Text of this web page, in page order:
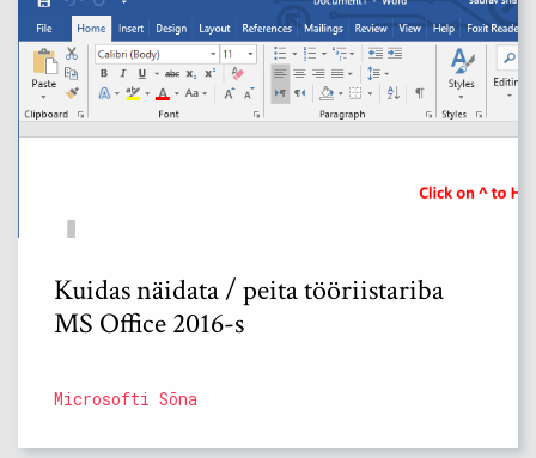
Kuidas näidata / peita tööriistariba
MS Office 2016-s
Microsofti Sõna